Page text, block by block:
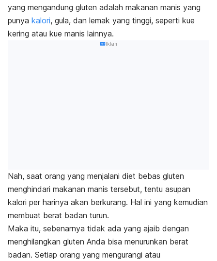
yang mengandung gluten adalah makanan manis yang
punya kalori, gula, dan lemak yang tinggi, seperti kue
kering atau kue manis lainnya.
Iklan
Nah, saat orang yang menjalani diet bebas gluten
menghindari makanan manis tersebut, tentu asupan
kalori per harinya akan berkurang. Hal ini yang kemudian
membuat berat badan turun.
Maka itu, sebenarnya tidak ada yang ajaib dengan
menghilangkan gluten Anda bisa menurunkan berat
badan. Setiap orang yang mengurangi atau